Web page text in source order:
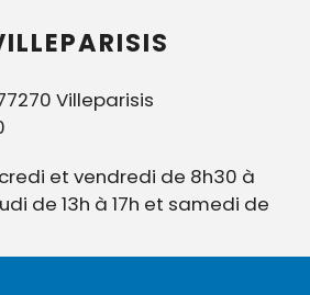
Villeparisis
et vendredi de 8h30 à
de 13h à 17h et samedi de